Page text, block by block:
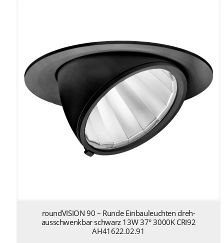
roundVISION 90 – Runde Einbauleuchten dreh-
ausschwenkbar schwarz 13W 37° 3000K CRI92
AH41622.02.91